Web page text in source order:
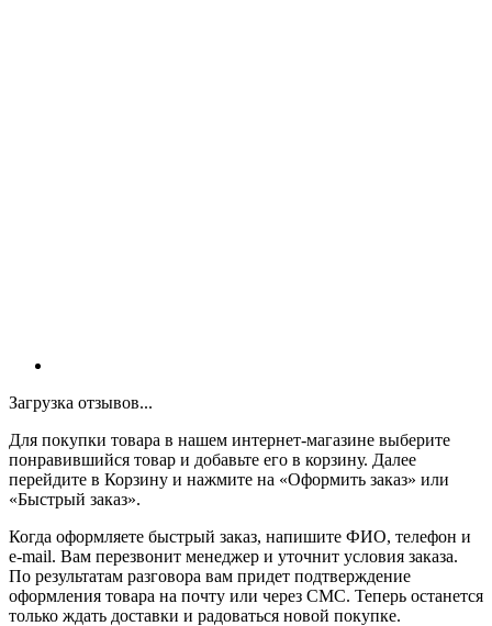
Загрузка отзывов...
Для покупки товара в нашем интернет-магазине выберите
понравившийся товар и добавьте его в корзину. Далее
перейдите в Корзину и нажмите на «Оформить заказ» или
«Быстрый заказ».
Когда оформляете быстрый заказ, напишите ФИО, телефон и
e-mail. Вам перезвонит менеджер и уточнит условия заказа.
По результатам разговора вам придет подтверждение
оформления товара на почту или через СМС. Теперь останется
только ждать доставки и радоваться новой покупке.